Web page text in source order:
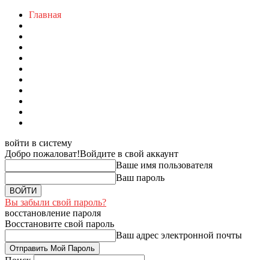
Главная
войти в систему
Добро пожаловат!Войдите в свой аккаунт
Ваше имя пользователя
Ваш пароль
Вы забыли свой пароль?
восстановление пароля
Восстановите свой пароль
Ваш адрес электронной почты